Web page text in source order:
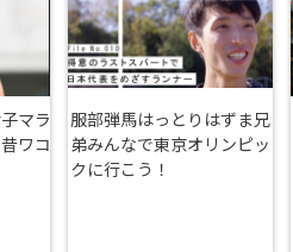
マラ
ワコ
服部弾馬はっとりはずま兄
弟みんなで東京オリンピッ
クに行こう！